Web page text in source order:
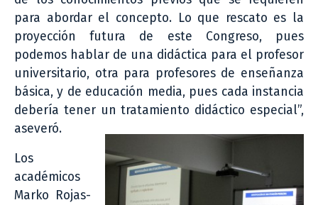
para abordar el concepto. Lo que rescato es la
proyección futura de este Congreso, pues
podemos hablar de una didáctica para el profesor
universitario, otra para profesores de enseñanza
básica, y de educación media, pues cada instancia
debería tener un tratamiento didáctico especial”,
aseveró.
Los
académicos
Marko Rojas-